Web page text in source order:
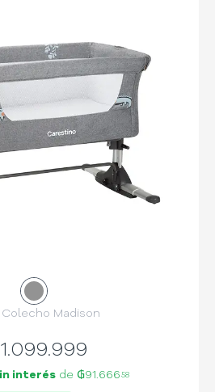
Colecho Madison
1.099.999
interés de ₲91.666 58